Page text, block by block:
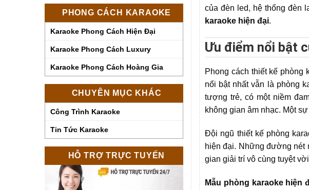
PHONG CÁCH KARAOKE
Karaoke Phong Cách Hiện Đại
Karaoke Phong Cách Luxury
Karaoke Phong Cách Hoàng Gia
CHUYÊN MỤC KHÁC
Công Trình Karaoke
Tin Tức Karaoke
HỖ TRỢ TRỰC TUYẾN
của đèn led, hệ thống đèn
karaoke hiện đại.
Ưu điểm nổi bật
Phong cách thiết kế phòng
nổi bật nhất vẫn là phòng
tượng trẻ, có một niềm
không gian âm nhạc. Một
Đội ngũ thiết kế phòng
hiện đại. Những đường nét
gian giải trí vô cùng tuyệt
Mẫu phòng karaoke hiện